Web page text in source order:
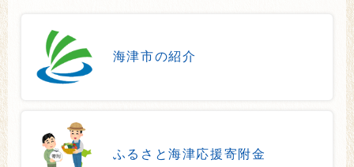
海津市の紹介
ふるさと海津応援寄附金